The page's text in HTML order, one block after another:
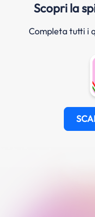
Scopri la
Completa tutti i